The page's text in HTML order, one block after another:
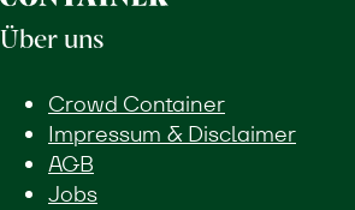
Über uns
Crowd Container
Impressum & Disclaimer
AGB
Jobs